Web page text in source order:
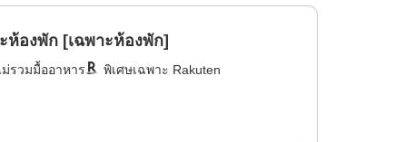
องพัก [เฉพาะห้องพัก]
ม่รวมมื้ออาหาร พิเศษเฉพาะ Rakuten